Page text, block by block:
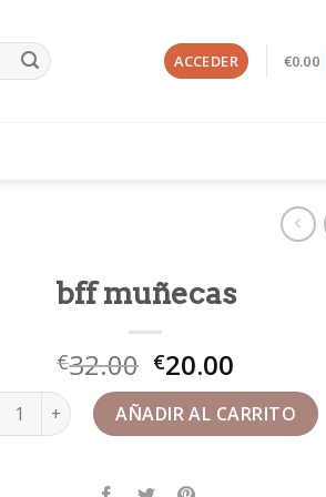
ACCEDER €0.00
bff muñecas
€32.00 €20.00
cantidadAÑADIR AL CARRITO